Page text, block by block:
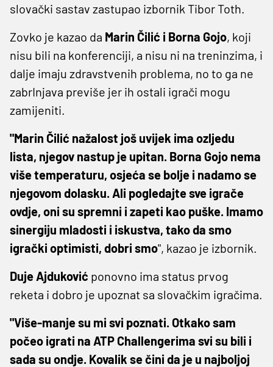
slovački sastav zastupao izbornik Tibor Toth.
Zovko je kazao da Marin Čilić i Borna Gojo, koji
nisu bili na konferenciji, a nisu ni na treninzima, i
dalje imaju zdravstvenih problema, no to ga ne
zabrInjava previše jer ih ostali igrači mogu
zamijeniti.
"Marin Čilić nažalost još uvijek ima ozljedu
lista, njegov nastup je upitan. Borna Gojo nema
više temperaturu, osjeća se bolje i nadamo se
njegovom dolasku. Ali pogledajte sve igrače
ovdje, oni su spremni i zapeti kao puške. Imamo
sinergiju mladosti i iskustva, tako da smo
igrački optimisti, dobri smo", kazao je izbornik.
Duje Ajduković ponovno ima status prvog
reketa i dobro je upoznat sa slovačkim igračima.
"Više-manje su mi svi poznati. Otkako sam
počeo igrati na ATP Challengerima svi su bili i
sada su ondje. Kovalik se čini da je u najboljoj